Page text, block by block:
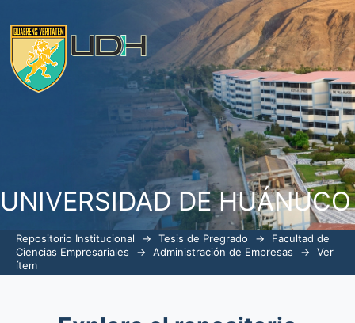
UNIVERSIDAD DE HUÁNUCO
Análisis de las estrategias del
ciudad de Huánuco, periodo 2024
Repositorio Institucional → Tesis de Pregrado →
Facultad de
Ciencias Empresariales
→ Administración de Empresas →
Ver
ítem